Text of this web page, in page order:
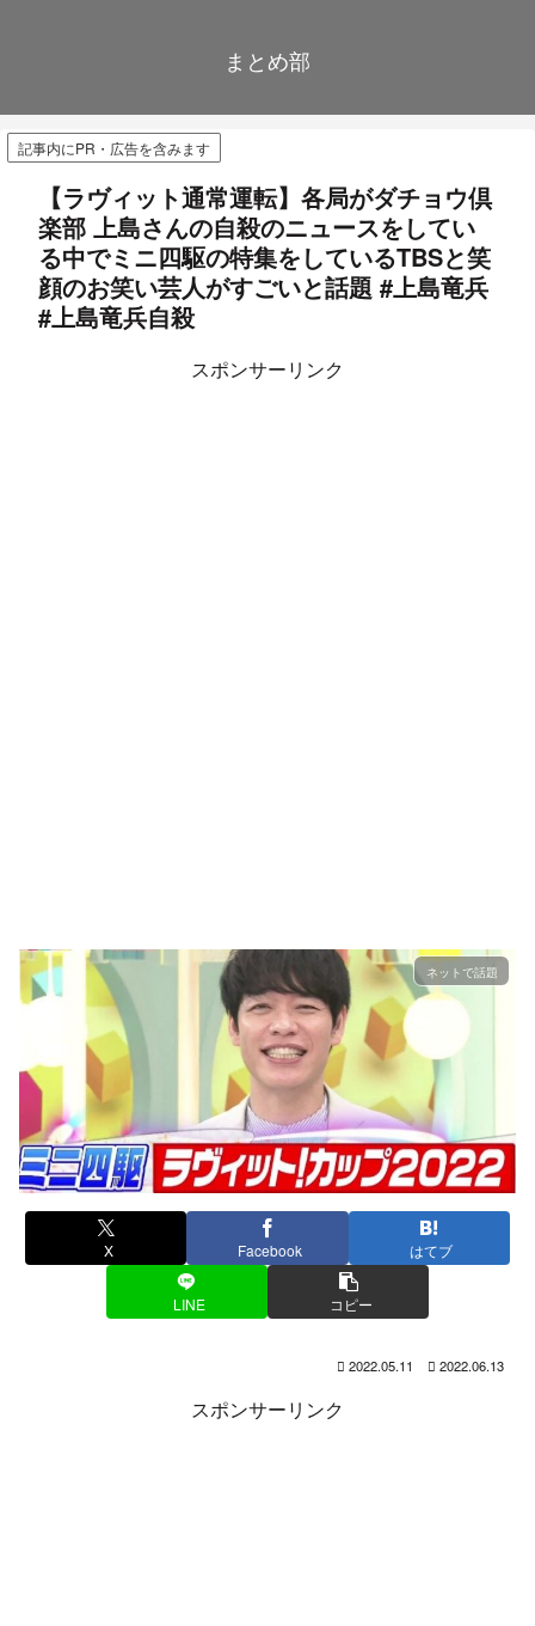
まとめ部
記事内にPR・広告を含みます
【ラヴィット通常運転】各局がダチョウ倶
楽部 上島さんの自殺のニュースをしてい
る中でミニ四駆の特集をしているTBSと笑
顔のお笑い芸人がすごいと話題 #上島竜兵
#上島竜兵自殺
スポンサーリンク
ネットで話題
X Facebook はてブ
LINE コピー
2022.05.11 2022.06.13
スポンサーリンク